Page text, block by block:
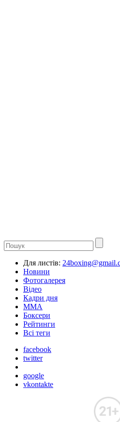
Для листів:
Новини
Фотогалерея
Відео
Кадри дня
ММА
Боксери
Рейтинги
Всі теги
facebook
twitter
google
vkontakte